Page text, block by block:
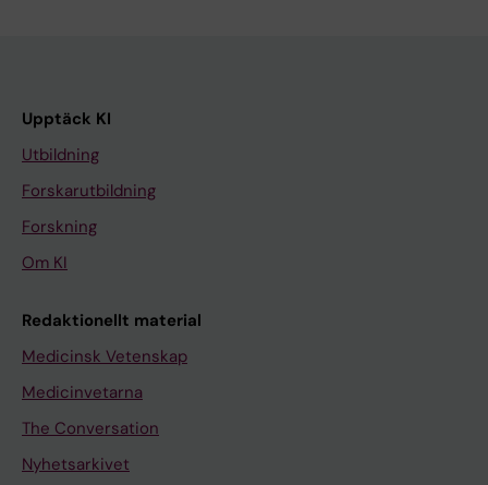
Upptäck KI
Utbildning
Forskarutbildning
Forskning
Om KI
Redaktionellt material
Medicinsk Vetenskap
Medicinvetarna
The Conversation
Nyhetsarkivet